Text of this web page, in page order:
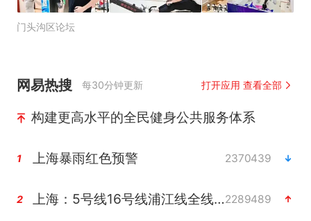
门头沟区论坛
网易热搜 每30分钟更新 打开应用 查看全部
构建更高水平的全民健身公共服务体系
1 上海暴雨红色预警 2370439
2 上海：5号线16号线浦江线全线停运2289489